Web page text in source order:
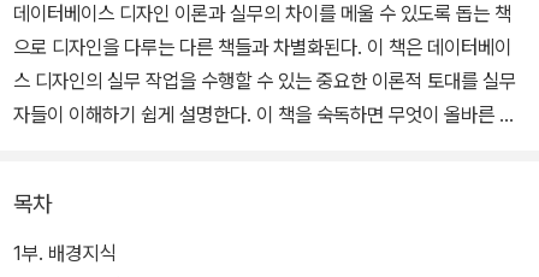
데이터베이스 디자인 이론과 실무의 차이를 메울 수 있도록 돕는 책
으로 디자인을 다루는 다른 책들과 차별화된다. 이 책은 데이터베이
스 디자인의 실무 작업을 수행할 수 있는 중요한 이론적 토대를 실무
자들이 이해하기 쉽게 설명한다. 이 책을 숙독하면 무엇이 올바른 데
게 될 것이다.
목차
1부. 배경지식